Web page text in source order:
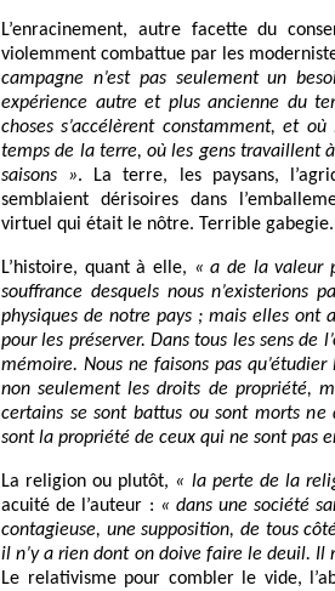
L’enracinement, autre facette du
violemment combattue par les
campagne n’est pas seulement un
expérience autre et plus ancienne du
choses s’accélèrent constamment, et
temps de la terre, où les gens travaillent
saisons ». La terre, les paysans,
semblaient dérisoires dans
virtuel qui était le nôtre. Terrible
L’histoire, quant à elle, « a de la valeur
souffrance desquels nous n’existerions
physiques de notre pays ; mais elles ont
pour les préserver. Dans tous les sens
mémoire. Nous ne faisons pas
non seulement les droits de propriété,
certains se sont battus ou sont morts
sont la propriété de ceux qui ne sont pas
La religion ou plutôt, « la perte de la
acuité de l’auteur : « dans une société
contagieuse, une supposition, de tous
il n’y a rien dont on doive faire le deuil. Il
Le relativisme pour combler le vide,